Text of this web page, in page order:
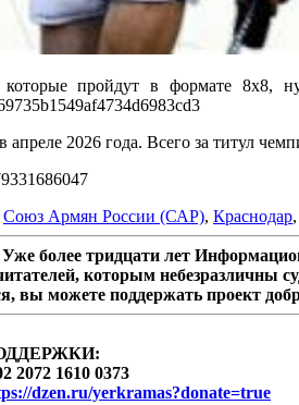
пройдут в формате 8х8,
2026 года. Всего за титул
Союз Армян России (САР), Краснодар,
более тридцати лет
которым небезразличны
вы можете поддержать проект
2072 1610 0373
dzen.ru/yerkramas?donate=true